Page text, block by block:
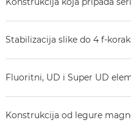
Stabilizacija slike do 4 f-
Fluoritni, UD i Super UD
Konstrukcija od legure